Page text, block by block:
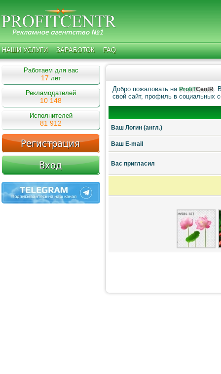
НАШИ УСЛУГИ ЗАРАБОТОК FAQ
Работаем для вас
17 лет
Рекламодателей
10 148
Исполнителей
81 912
Добро пожаловать на ProfiTCentR.
свой сайт, профиль в социальных
Ваш Логин (англ.)
Ваш E-mail
Ваc пригласил